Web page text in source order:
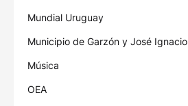
Mundial Uruguay
Municipio de Garzón y José Ignacio
Música
OEA